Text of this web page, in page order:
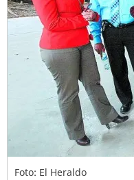
Foto: El Heraldo